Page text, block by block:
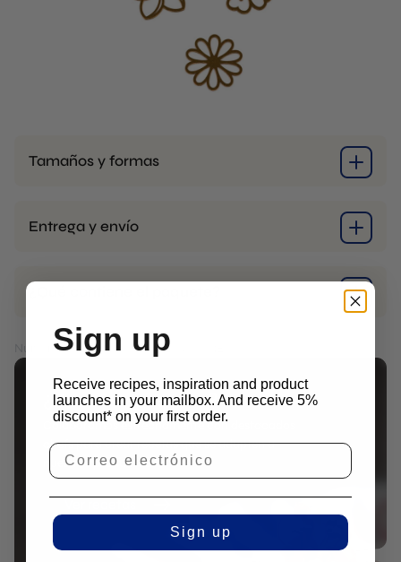
Tamaños y formas
Entrega y envío
Número de artículo: M01-162483
¿Busca una receta?
Colaboramos estrechamente con destacados
chefs para crear recetas que se adapten a
nuestros productos.
Sign up
Receive recipes, inspiration and product
launches in your mailbox. And receive 5%
discount* on your first order.
Sign up